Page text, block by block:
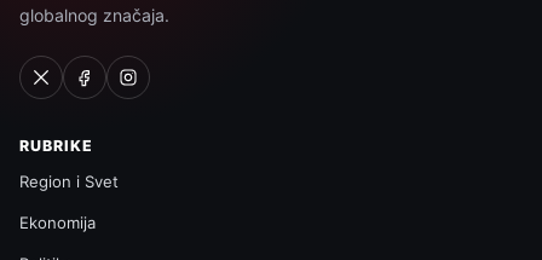
globalnog značaja.
RUBRIKE
Region i Svet
Ekonomija